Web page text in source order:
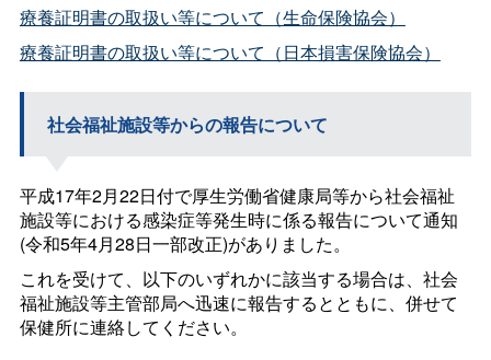
療養証明書の取扱い等について（生命保険協会）
療養証明書の取扱い等について（日本損害保険協会）
社会福祉施設等からの報告について
平成17年2月22日付で厚生労働省健康局等から社会福祉
施設等における感染症等発生時に係る報告について通知
(令和5年4月28日一部改正)がありました。
これを受けて、以下のいずれかに該当する場合は、社会
福祉施設等主管部局へ迅速に報告するとともに、併せて
保健所に連絡してください。